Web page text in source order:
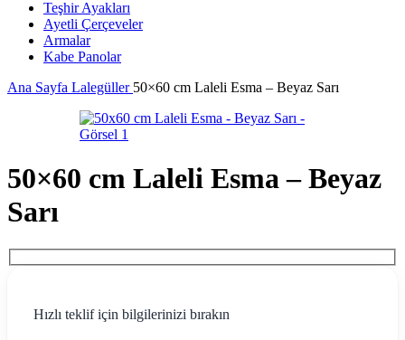
Teşhir Ayakları
Ayetli Çerçeveler
Armalar
Kabe Panolar
Ana Sayfa Lalegüller 50×60 cm Laleli Esma – Beyaz Sarı
50×60 cm Laleli Esma – Beyaz
Sarı
Hızlı teklif için bilgilerinizi bırakın